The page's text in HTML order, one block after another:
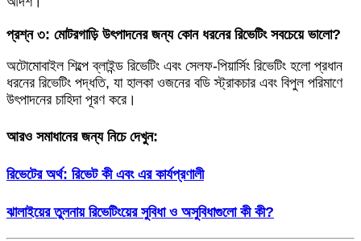
প্রশ্ন ৩: মোটরগাড়ি উৎপাদনের জন্য কোন ধরনের রিভেটিং সবচেয়ে ভালো?
অটোমোবাইল শিল্পে ব্লাইন্ড রিভেটিং এবং সেলফ-পিয়ার্সিং রিভেটিং হলো প্রধান
ধরনের রিভেটিং পদ্ধতি, যা হালকা ওজনের বডি স্ট্রাকচার এবং বিপুল পরিমাণে
উৎপাদনের চাহিদা পূরণ করে।
আরও সমাধানের জন্য নিচে দেখুন:
রিভেটের অর্থ: রিভেট কী এবং এর কার্যপ্রণালী
ঝালাইয়ের তুলনায় রিভেটিংয়ের সুবিধা ও অসুবিধাগুলো কী কী?